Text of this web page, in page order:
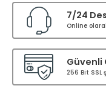
7/24
Online
Güvenli
256 Bit